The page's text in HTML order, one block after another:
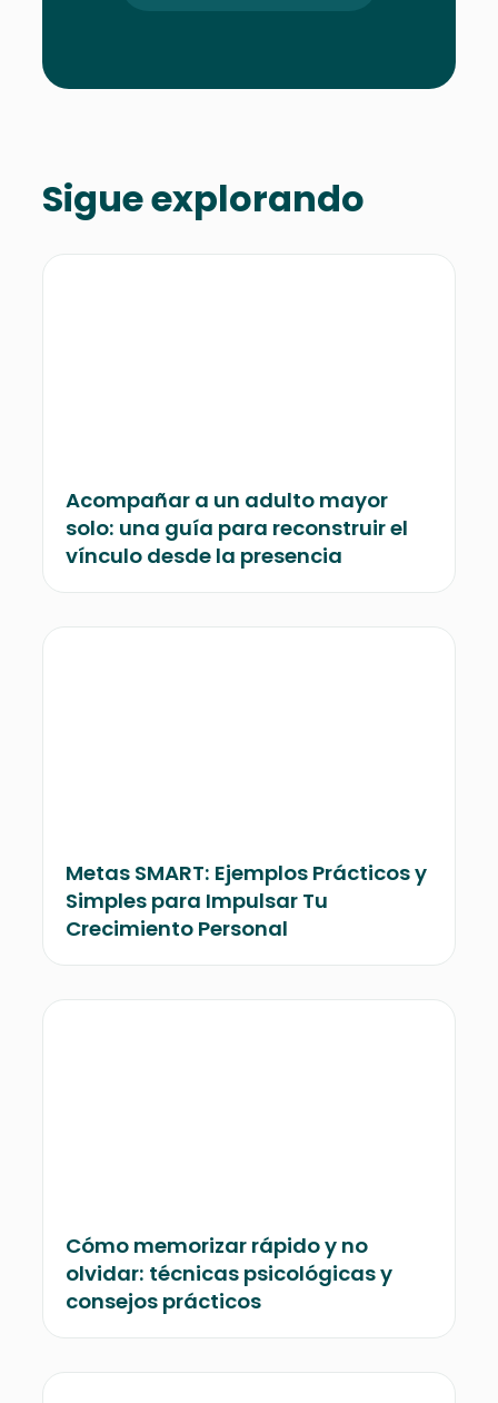
Sigue explorando
Acompañar a un adulto mayor
solo: una guía para reconstruir el
vínculo desde la presencia
Metas SMART: Ejemplos Prácticos y
Simples para Impulsar Tu
Crecimiento Personal
Cómo memorizar rápido y no
olvidar: técnicas psicológicas y
consejos prácticos